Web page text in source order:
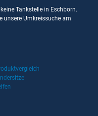
Tankstelle in Eschborn.
unsere Umkreissuche am